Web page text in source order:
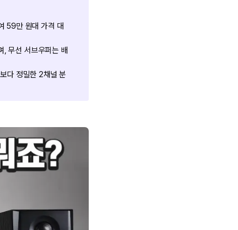
59만 원대 가격 대
, 무선 서브우퍼는 배
다 정밀한 2채널 분